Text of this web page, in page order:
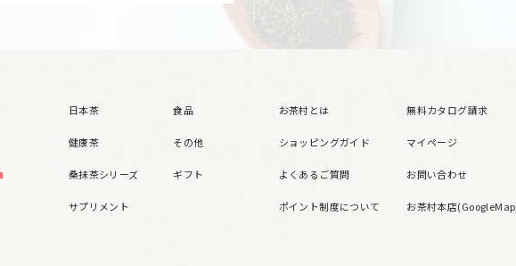
日本茶
健康茶
桑抹茶シリーズ
サプリメント
食品
その他
ギフト
お茶村とは
ショッピングガイド
よくあるご質問
ポイント制度について
無料カタログ請求
マイページ
お問い合わせ
お茶村本店